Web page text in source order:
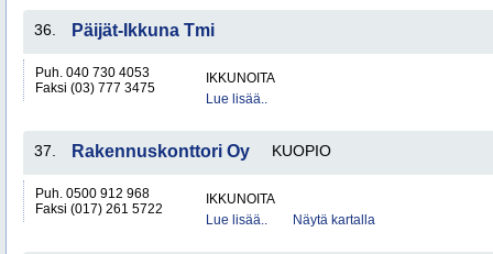
36. Päijät-Ikkuna Tmi
Puh. 040 730 4053
Faksi (03) 777 3475
IKKUNOITA
Lue lisää..
37. Rakennuskonttori Oy KUOPIO
Puh. 0500 912 968
Faksi (017) 261 5722
IKKUNOITA
Lue lisää..
Näytä kartalla